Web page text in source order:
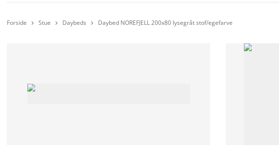
Forside  Stue  Daybeds  Daybed NOREFJELL 200x80 lysegråt stof/egefarve